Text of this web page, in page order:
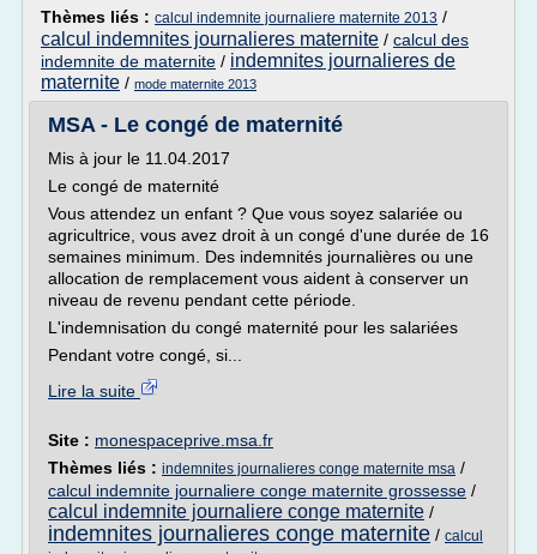
Thèmes liés : calcul indemnite journaliere maternite 2013 /
calcul indemnites journalieres maternite / calcul des
indemnite de maternite / indemnites journalieres de
maternite / mode maternite 2013
MSA - Le congé de maternité
Mis à jour le 11.04.2017
Le congé de maternité
Vous attendez un enfant ? Que vous soyez salariée ou
agricultrice, vous avez droit à un congé d'une durée de 16
semaines minimum. Des indemnités journalières ou une
allocation de remplacement vous aident à conserver un
niveau de revenu pendant cette période.
L'indemnisation du congé maternité pour les salariées
Pendant votre congé, si...
Lire la suite
Site : monespaceprive.msa.fr
Thèmes liés : indemnites journalieres conge maternite msa /
calcul indemnite journaliere conge maternite grossesse /
calcul indemnite journaliere conge maternite /
indemnites journalieres conge maternite / calcul